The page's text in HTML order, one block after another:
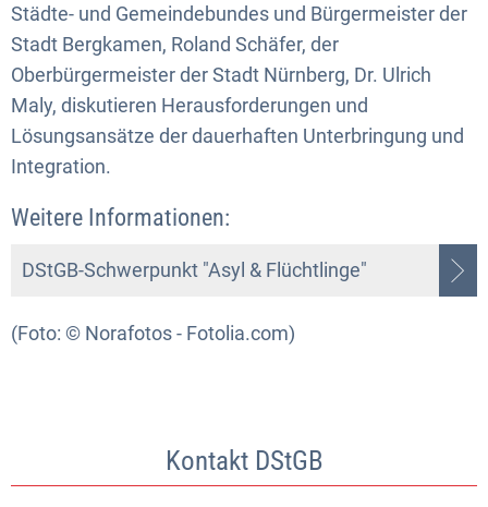
Städte- und Gemeindebundes und Bürgermeister der
Stadt Bergkamen, Roland Schäfer, der
Oberbürgermeister der Stadt Nürnberg, Dr. Ulrich
Maly, diskutieren Herausforderungen und
Lösungsansätze der dauerhaften Unterbringung und
Integration.
Weitere Informationen:
DStGB-Schwerpunkt "Asyl & Flüchtlinge"
(Foto: © Norafotos - Fotolia.com)
Kontakt DStGB